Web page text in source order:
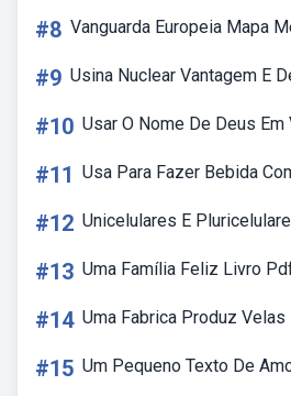
#8 Vanguarda Europeia Mapa
#9 Usina Nuclear Vantagem E
#10 Usar O Nome De Deus Em
#11 Usa Para Fazer Bebida
#12 Unicelulares E
#13 Uma Família Feliz Livro
#14 Uma Fabrica Produz Velas
#15 Um Pequeno Texto De